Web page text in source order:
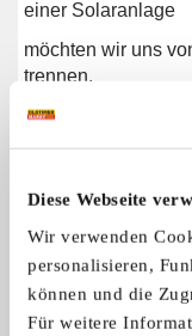
Diese Webseite
Wir verwenden
personalisieren,
können und die
Für weitere
einer Solaranlage
möchten wir uns
trennen.
Weitere